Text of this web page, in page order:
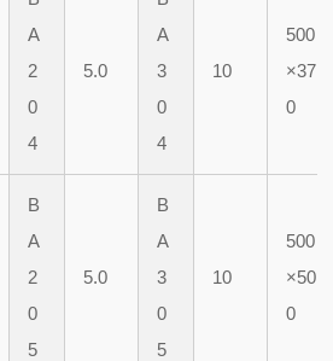
A
2
0
4
5.0
A
3
0
4
10
500
×37
0
B
A
2
0
5
5.0
B
A
3
0
5
10
500
×50
0